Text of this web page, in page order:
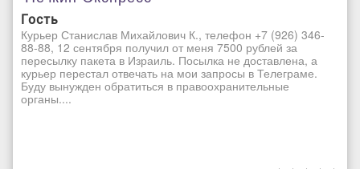
Гость
Курьер Станислав Михайлович К., телефон +7 (926) 346-
88-88, 12 сентября получил от меня 7500 рублей за
пересылку пакета в Израиль. Посылка не доставлена, а
курьер перестал отвечать на мои запросы в Телеграме.
Буду вынужден обратиться в правоохранительные
органы....